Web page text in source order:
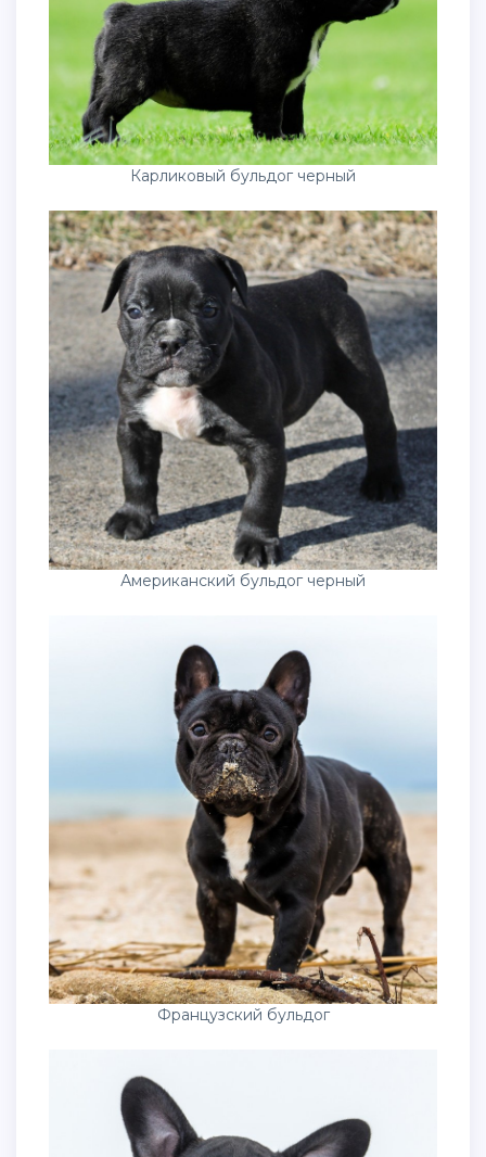
Карликовый бульдог черный
Американский бульдог черный
Французский бульдог